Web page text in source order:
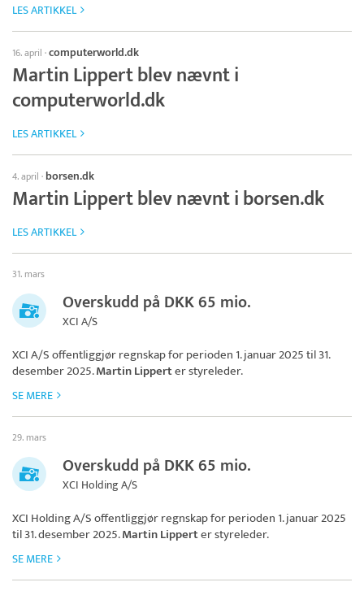
LES ARTIKKEL
16. april ·computerworld.dk
Martin Lippert blev nævnt i
computerworld.dk
LES ARTIKKEL
4. april · borsen.dk
Martin Lippert blev nævnt i borsen.dk
LES ARTIKKEL
31. mars
Overskudd på DKK 65 mio.
XCI A/S
XCI A/Soffentliggjør regnskap for perioden 1. januar 2025 til 31.
desember 2025.Martin Lipperter styreleder.
SE MERE
29. mars
Overskudd på DKK 65 mio.
XCI Holding A/S
XCI Holding A/Soffentliggjør regnskap for perioden 1. januar 2025
til 31. desember 2025.Martin Lipperter styreleder.
SE MERE